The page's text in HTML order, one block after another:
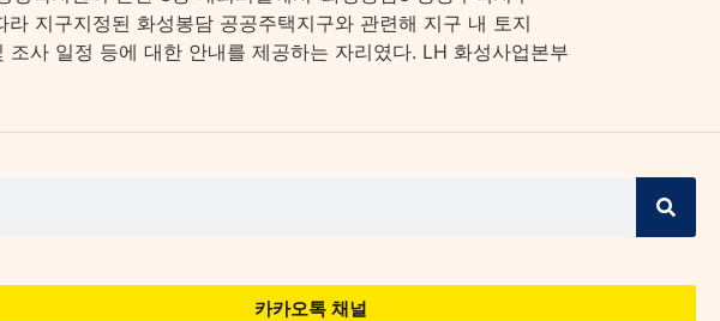
지구지정된 화성봉담 공공주택지구와 관련해 지구 내 토지
사 일정 등에 대한 안내를 제공하는 자리였다. LH 화성사업본부
카카오톡 채널